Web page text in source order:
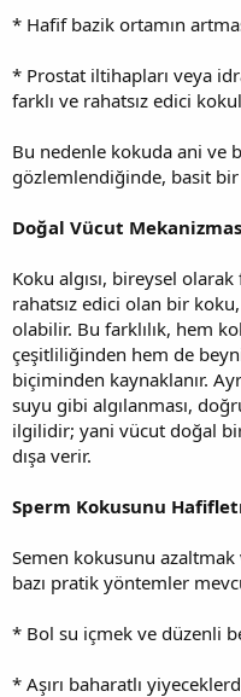
* Hafif bazik ortamın
* Prostat iltihapları veya
farklı ve rahatsız edici
Bu nedenle kokuda ani ve
gözlemlendiğinde, basit
Doğal Vücut
Koku algısı, bireysel
rahatsız edici olan bir
olabilir. Bu farklılık, hem
çeşitliliğinden hem de
biçiminden kaynaklanır.
suyu gibi algılanması,
ilgilidir; yani vücut doğal
dışa verir.
Sperm Kokusunu
Semen kokusunu
bazı pratik yöntemler
* Bol su içmek ve düzenli
* Aşırı baharatlı